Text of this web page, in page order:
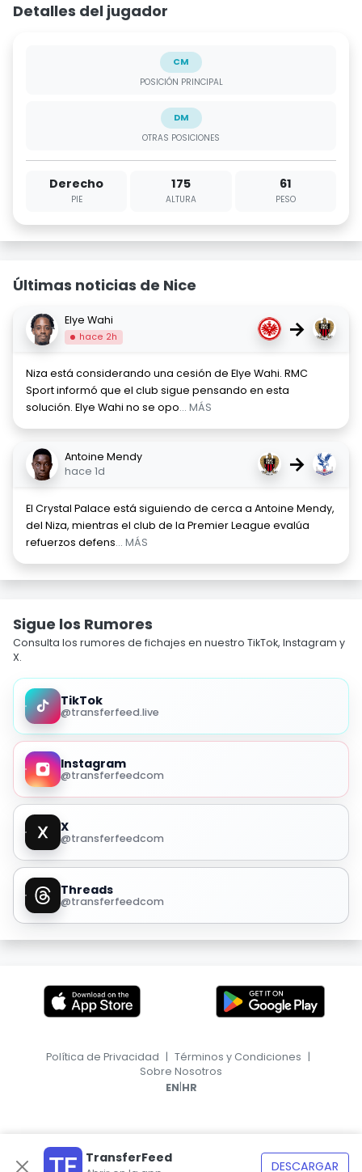
Detalles del jugador
CM
POSICIÓN PRINCIPAL
DM
OTRAS POSICIONES
Derecho
PIE
175
ALTURA
61
PESO
Últimas noticias de Nice
Elye Wahi
hace 2h →
Niza está considerando una cesión de Elye Wahi. RMC
Sport informó que el club sigue pensando en esta
solución. Elye Wahi no se opo... MÁS
Antoine Mendy
hace 1d
→
El Crystal Palace está siguiendo de cerca a Antoine Mendy,
del Niza, mientras el club de la Premier League evalúa
refuerzos defens... MÁS
Sigue los Rumores
Consulta los rumores de fichajes en nuestro TikTok, Instagram y
X.
TikTok
@transferfeed.live
Instagram
@transferfeedcom
X
@transferfeedcom
Threads
@transferfeedcom
TransferFeed
DESCARGAR
Política de Privacidad | Términos y Condiciones |
Sobre Nosotros
EN|HR